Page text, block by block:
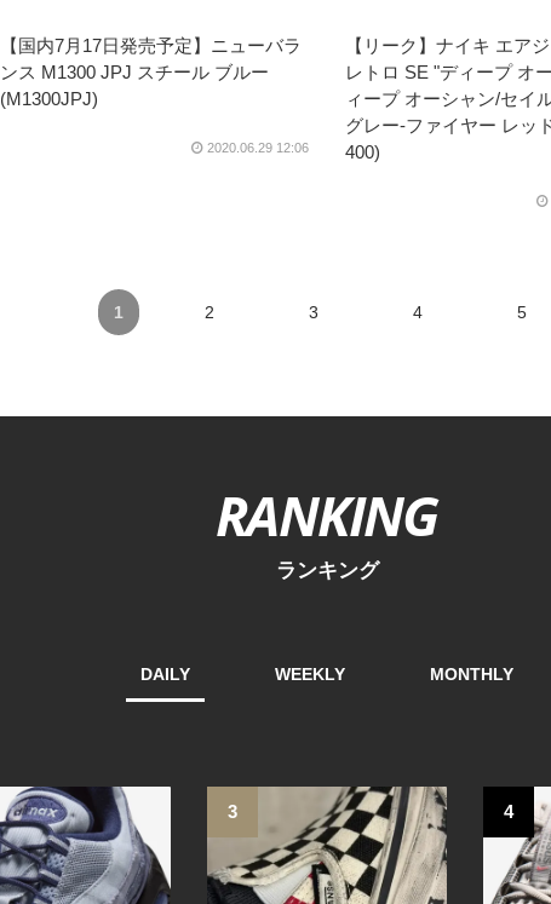
【国内7月17日発売予定】ニューバラ
ンス M1300 JPJ スチール ブルー
(M1300JPJ)
2020.06.29 12:06
【リーク】ナイキ エア
レトロ SE "ディープ オ
ィープ オーシャン/セイ
グレー-ファイヤー レッ
400)
1 2 3 4 5
RANKING
ランキング
DAILY WEEKLY MONTHLY
3 4